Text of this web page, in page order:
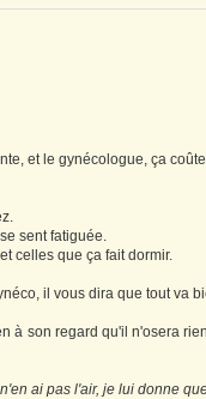
et le gynécologue, ça
sent fatiguée.
celles que ça fait dormir.
il vous dira que tout va
à son regard qu'il n'osera
ai pas l'air, je lui donne